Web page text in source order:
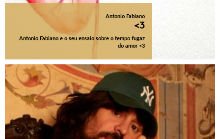
Antonio Fabiano
<3
Antonio Fabiano e o seu ensaio sobre o tempo fugaz
do amor <3